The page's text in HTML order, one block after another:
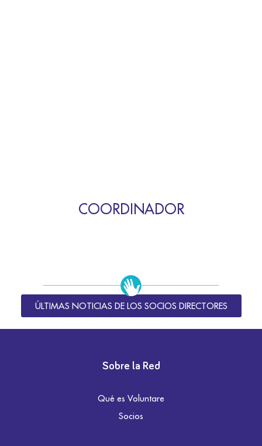
COORDINADOR
ÚLTIMAS NOTICIAS DE LOS SOCIOS DIRECTORES
Sobre la Red
Qué es Voluntare
Socios